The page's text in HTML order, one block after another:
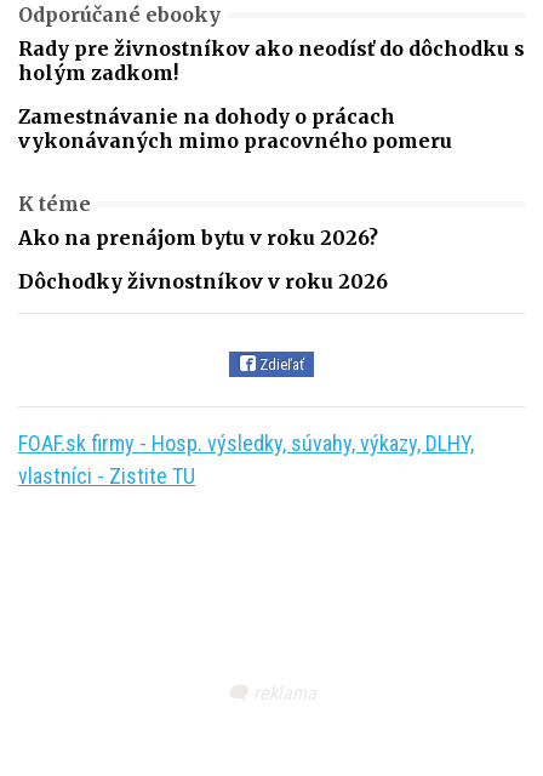
Odporúčané ebooky
Rady pre živnostníkov ako neodísť do dôchodku s
holým zadkom!
Zamestnávanie na dohody o prácach
vykonávaných mimo pracovného pomeru
K téme
Ako na prenájom bytu v roku 2026?
Dôchodky živnostníkov v roku 2026
Zdieľať
FOAF.sk firmy - Hosp. výsledky, súvahy, výkazy, DLHY,
vlastníci - Zistite TU